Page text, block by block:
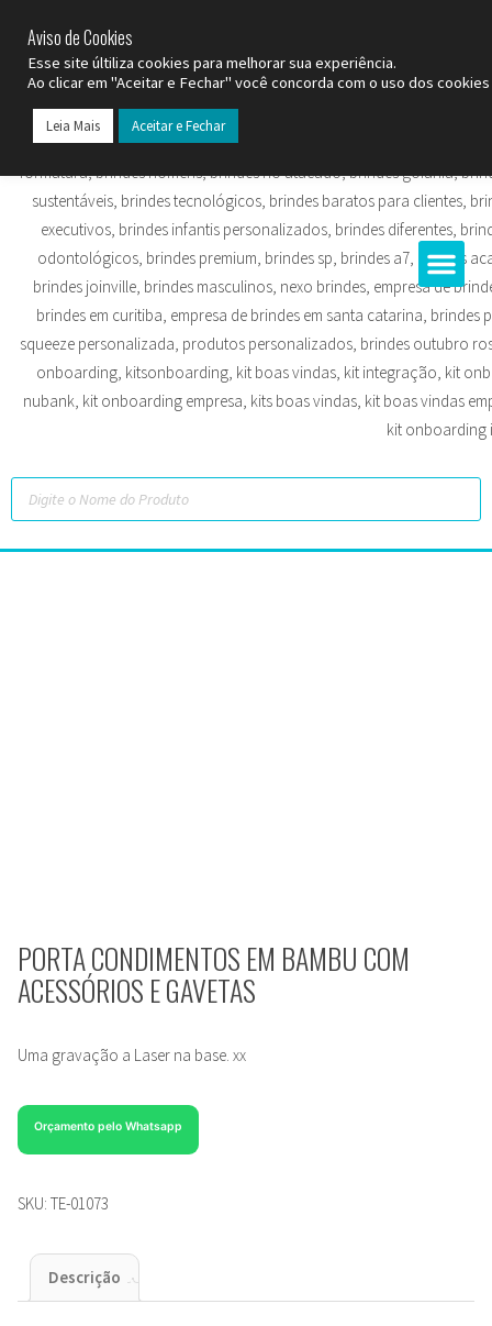
PORTA CONDIMENTOS EM BAMBU COM
ACESSÓRIOS E GAVETAS
Uma gravação a Laser na base. xx
Orçamento pelo Whatsapp
SKU: TE-01073
Descrição
Aviso de Cookies
Esse site últiliza cookies para melhorar sua experiência.
Ao clicar em "Aceitar e Fechar" você concorda com o uso dos
Leia Mais Aceitar e Fechar